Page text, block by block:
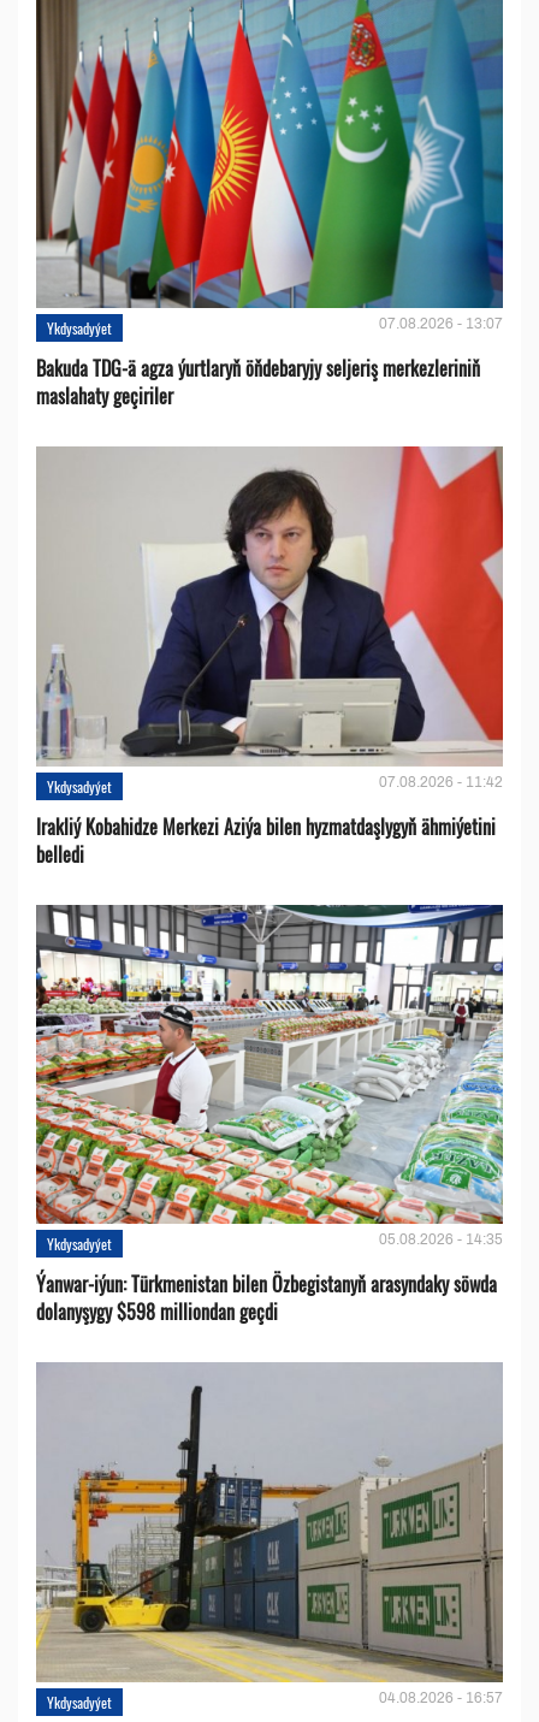
Ykdysadyýet 07.08.2026 - 13:07
Bakuda TDG-ä agza ýurtlaryň öňdebaryjy seljeriş merkezleriniň
maslahaty geçiriler
Ykdysadyýet 07.08.2026 - 11:42
Irakliý Kobahidze Merkezi Aziýa bilen hyzmatdaşlygyň ähmiýetini
belledi
Ykdysadyýet 05.08.2026 - 14:35
Ýanwar-iýun: Türkmenistan bilen Özbegistanyň arasyndaky söwda
dolanyşygy $598 milliondan geçdi
Ykdysadyýet 04.08.2026 - 16:57